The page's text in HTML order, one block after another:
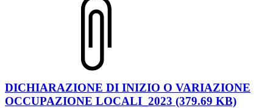
DICHIARAZIONE DI INIZIO O VARIAZIONE
OCCUPAZIONE LOCALI_2023 (379.69 KB)